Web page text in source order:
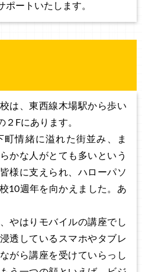
ートいたします。
は、東西線木場駅から歩い
Fにあります。
情緒に溢れた街並み、ま
かな人がとても多いという
様に支えられ、ハローパソ
10週年を向かえました。あ
やはりモバイルの講座でし
透しているスマホやタブレ
がら講座を受けていらっし